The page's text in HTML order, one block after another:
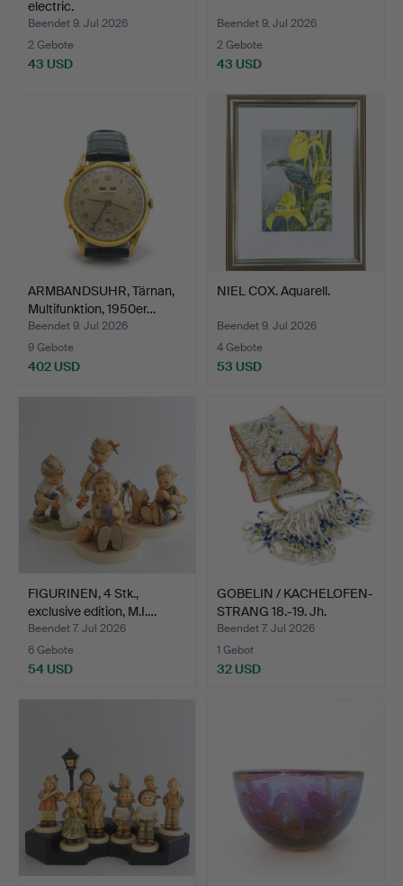
electric.
Beendet 9. Jul 2026
2 Gebote
43 USD
Beendet 9. Jul 2026
2 Gebote
43 USD
ARMBANDSUHR, Tärnan,
Multifunktion, 1950er…
Beendet 9. Jul 2026
9 Gebote
402 USD
NIEL COX. Aquarell.
Beendet 9. Jul 2026
4 Gebote
53 USD
FIGURINEN, 4 Stk.,
exclusive edition, M.I.…
Beendet 7. Jul 2026
6 Gebote
54 USD
GOBELIN / KACHELOFEN-
STRANG 18.-19. Jh.
Beendet 7. Jul 2026
1 Gebot
32 USD